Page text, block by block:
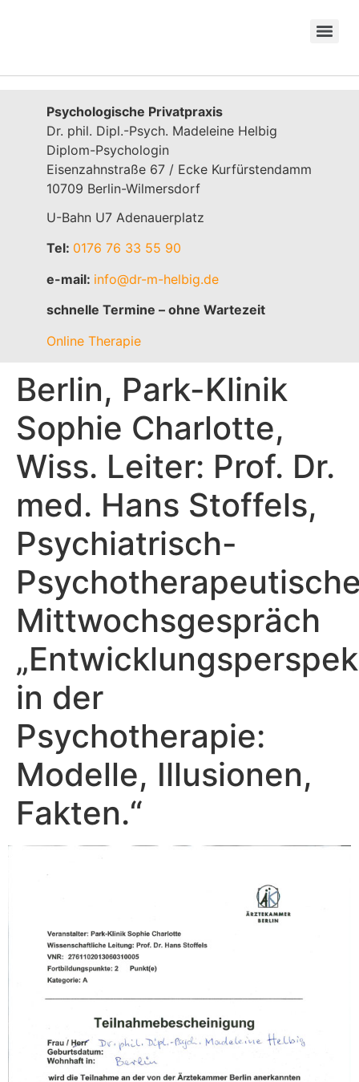
Psychologische Privatpraxis
Dr. phil. Dipl.-Psych. Madeleine Helbig
Diplom-Psychologin
Eisenzahnstraße 67 / Ecke Kurfürstendamm
10709 Berlin-Wilmersdorf
U-Bahn U7 Adenauerplatz
Tel: 0176 76 33 55 90
e-mail: info@dr-m-helbig.de
schnelle Termine – ohne Wartezeit
Online Therapie
Berlin, Park-Klinik
Sophie Charlotte,
Wiss. Leiter: Prof. Dr.
med. Hans Stoffels,
Psychiatrisch-
Mittwochsgespräch
in der
Psychotherapie:
Modelle, Illusionen,
Fakten.“